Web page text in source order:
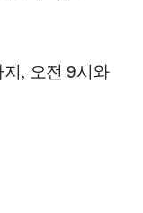
, 오전 9시와